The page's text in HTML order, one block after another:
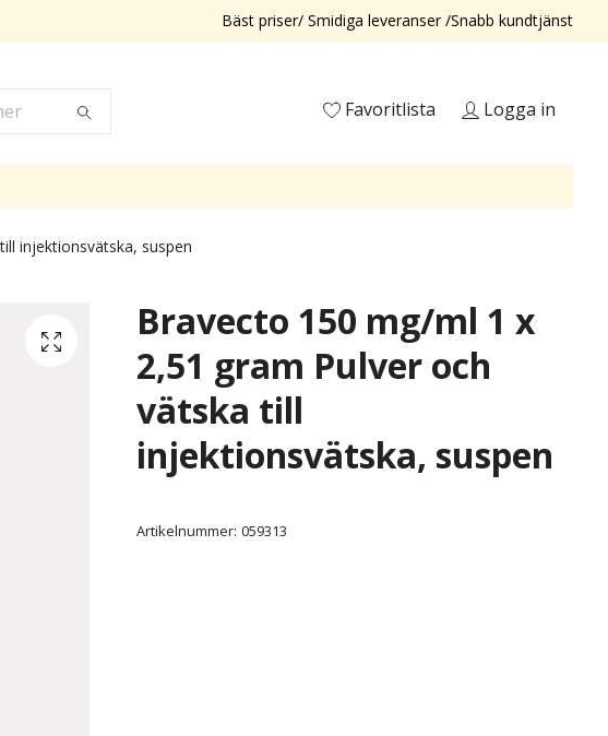
Bäst priser/ Smidiga leveranser /Snabb kundtjänst
Favoritlista Logga in
injektionsvätska, suspen
Bravecto 150 mg/ml 1 x
2,51 gram Pulver och
vätska till
injektionsvätska, suspen
Artikelnummer: 059313